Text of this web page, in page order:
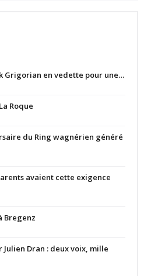
Grigorian en vedette pour une…
Roque
du Ring wagnérien généré
avaient cette exigence
Bregenz
Dran : deux voix, mille